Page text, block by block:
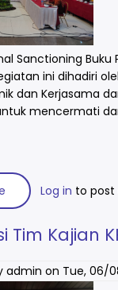
Sanctioning Buku
ini dihadiri
dan Kerjasama
mencermati
about
Internal
Sanctioning
Buku
Panduan
2021
Log in to
Tim Kajian
admin on Tue, 06/